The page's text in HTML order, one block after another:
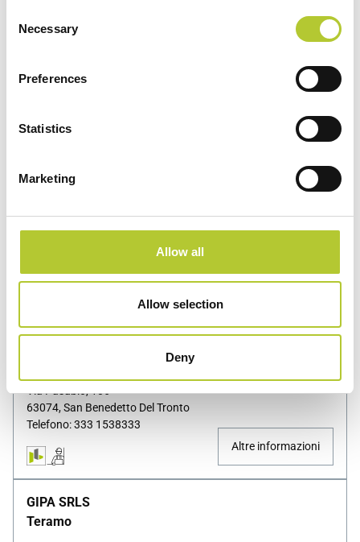
Selection
Necessary
Preferences
Statistics
Marketing
Allow all
Allow selection
Deny
Sant'omero
Altre informazioni
RICCI INFISSI SRL-UNIPERSONALE
San Benedetto Del Tronto
Via Pasubio, 106
63074, San Benedetto Del Tronto
Telefono: 333 1538333
Altre informazioni
GIPA SRLS
Teramo